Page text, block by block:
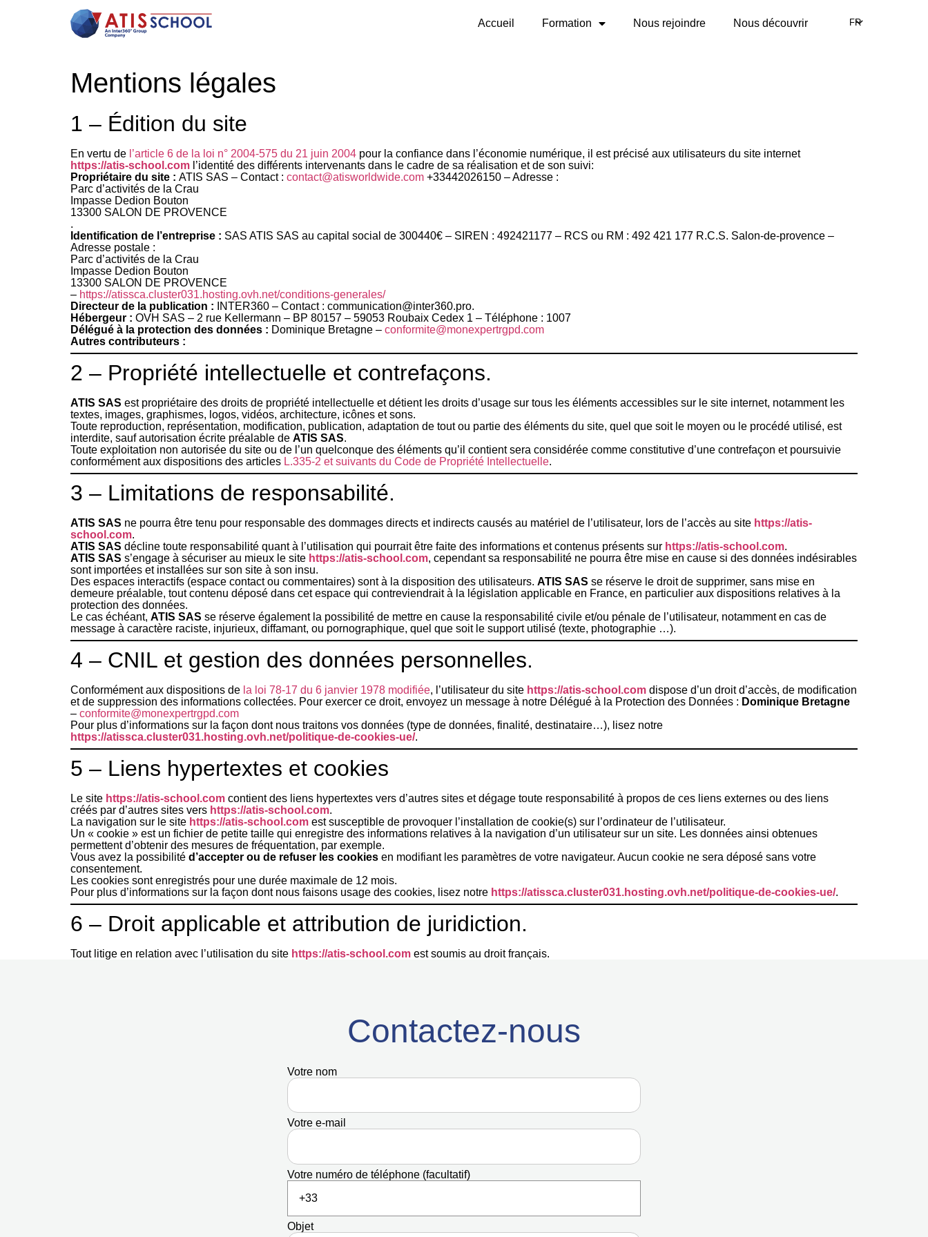
Accueil Formation Nous rejoindre Nous découvrir FR
Mentions légales
1 – Édition du site
En vertu de l’article 6 de la loi n° 2004-575 du 21 juin 2004 pour la confiance dans l’économie numérique, il est précisé aux utilisateurs du site internet
https://atis-school.com l’identité des différents intervenants dans le cadre de sa réalisation et de son suivi:
Propriétaire du site : ATIS SAS – Contact : contact@atisworldwide.com +33442026150 – Adresse :
Parc d’activités de la Crau
Impasse Dedion Bouton
13300 SALON DE PROVENCE
.
Identification de l’entreprise : SAS ATIS SAS au capital social de 300440€ – SIREN : 492421177 – RCS ou RM : 492 421 177 R.C.S. Salon-de-provence –
Adresse postale :
Parc d’activités de la Crau
Impasse Dedion Bouton
13300 SALON DE PROVENCE
– https://atissca.cluster031.hosting.ovh.net/conditions-generales/
Directeur de la publication :
INTER360 – Contact : communication@inter360.pro.
Hébergeur : OVH SAS – 2 rue Kellermann – BP 80157 – 59053 Roubaix Cedex 1 – Téléphone : 1007
Délégué à la protection des données : Dominique Bretagne – conformite@monexpertrgpd.com
Autres contributeurs :
2 – Propriété intellectuelle et contrefaçons.
ATIS SAS est propriétaire des droits de propriété intellectuelle et détient les droits d’usage sur tous les éléments accessibles sur le site internet, notamment les
textes, images, graphismes, logos, vidéos, architecture, icônes et sons.
Toute reproduction, représentation, modification, publication, adaptation de tout ou partie des éléments du site, quel que soit le moyen ou le procédé utilisé, est
interdite, sauf autorisation écrite préalable de ATIS SAS.
Toute exploitation non autorisée du site ou de l’un quelconque des éléments qu’il contient sera considérée comme constitutive d’une contrefaçon et poursuivie
conformément aux dispositions des articles L.335-2 et suivants du Code de Propriété Intellectuelle.
3 – Limitations de responsabilité.
ATIS SAS ne pourra être tenu pour responsable des dommages directs et indirects causés au matériel de l’utilisateur, lors de l’accès au site https://atis-
school.com.
ATIS SAS décline toute responsabilité quant à l’utilisation qui pourrait être faite des informations et contenus présents sur https://atis-school.com.
ATIS SAS s’engage à sécuriser au mieux le site https://atis-school.com, cependant sa responsabilité ne pourra être mise en cause si des données indésirables
sont importées et installées sur son site à son insu.
Des espaces interactifs (espace contact ou commentaires) sont à la disposition des utilisateurs. ATIS SAS se réserve le droit de supprimer, sans mise en
demeure préalable, tout contenu déposé dans cet espace qui contreviendrait à la législation applicable en France, en particulier aux dispositions relatives à la
protection des données.
Le cas échéant, ATIS SAS se réserve également la possibilité de mettre en cause la responsabilité civile et/ou pénale de l’utilisateur, notamment en cas de
message à caractère raciste, injurieux, diffamant, ou pornographique, quel que soit le support utilisé (texte, photographie …).
4 – CNIL et gestion des données personnelles.
Conformément aux dispositions de la loi 78-17 du 6 janvier 1978 modifiée, l’utilisateur du site https://atis-school.com dispose d’un droit d’accès, de modification
et de suppression des informations collectées. Pour exercer ce droit, envoyez un message à notre Délégué à la Protection des Données : Dominique Bretagne
– conformite@monexpertrgpd.com
Pour plus d’informations sur la façon dont nous traitons vos données (type de données, finalité, destinataire…), lisez notre
https://atissca.cluster031.hosting.ovh.net/politique-de-cookies-ue/.
5 – Liens hypertextes et cookies
Le site https://atis-school.com contient des liens hypertextes vers d’autres sites et dégage toute responsabilité à propos de ces liens externes ou des liens
créés par d’autres sites vers https://atis-school.com.
La navigation sur le site https://atis-school.com est susceptible de provoquer l’installation de cookie(s) sur l’ordinateur de l’utilisateur.
Un « cookie » est un fichier de petite taille qui enregistre des informations relatives à la navigation d’un utilisateur sur un site. Les données ainsi obtenues
permettent d’obtenir des mesures de fréquentation, par exemple.
Vous avez la possibilité d’accepter ou de refuser les cookies en modifiant les paramètres de votre navigateur. Aucun cookie ne sera déposé sans votre
consentement.
Les cookies sont enregistrés pour une durée maximale de 12 mois.
Pour plus d’informations sur la façon dont nous faisons usage des cookies, lisez notre https://atissca.cluster031.hosting.ovh.net/politique-de-cookies-ue/.
6 – Droit applicable et attribution de juridiction.
Tout litige en relation avec l’utilisation du site https://atis-school.com est soumis au droit français.
Contactez-nous
Votre nom
Votre e-mail
Votre numéro de téléphone (facultatif)
Objet